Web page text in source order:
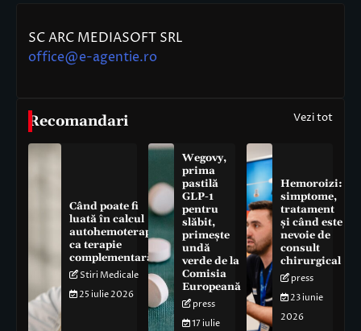
SC ARC MEDIASOFT SRL
office@e-agentie.ro
Recomandari Vezi tot
Când poate fi
luată în calcul
autohemoterapia
ca terapie
complementară
Stiri Medicale
25 iulie 2026
Wegovy,
prima
pastilă
GLP-1
pentru
slăbit,
primește
undă
verde de la
Comisia
Europeană
press
17 iulie
Hemoroizi:
simptome,
tratament
și când este
nevoie de
consult
chirurgical
press
23 iunie
2026